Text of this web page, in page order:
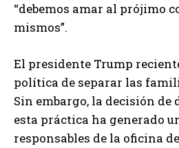
“debemos amar al prójimo
mismos”.
El presidente Trump
política de separar las
Sin embargo, la decisión de
esta práctica ha generado
responsables de la oficina